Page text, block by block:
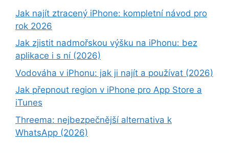
Jak najít ztracený iPhone: kompletní návod pro
rok 2026
Jak zjistit nadmořskou výšku na iPhonu: bez
aplikace i s ní (2026)
Vodováha v iPhonu: jak ji najít a používat (2026)
Jak přepnout region v iPhone pro App Store a
iTunes
Threema: nejbezpečnější alternativa k
WhatsApp (2026)